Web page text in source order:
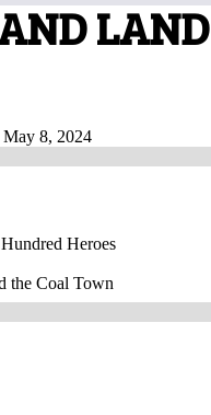
LAND
May 8, 2024
Heroes
the Coal Town